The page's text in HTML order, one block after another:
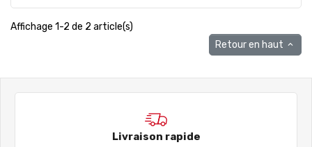
Affichage 1-2 de 2 article(s)
Retour en haut 
Livraison rapide